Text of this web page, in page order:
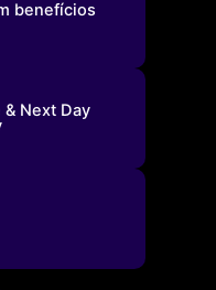
benefícios
Next Day